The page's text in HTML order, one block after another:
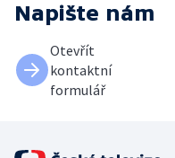
Napište nám
Otevřít
kontaktní
formulář